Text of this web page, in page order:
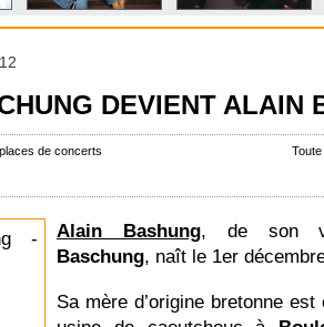
DEVIENT ALAIN
de concerts
Alain Bashung, de son
Baschung, naît le 1er
Sa mère d’origine bretonne